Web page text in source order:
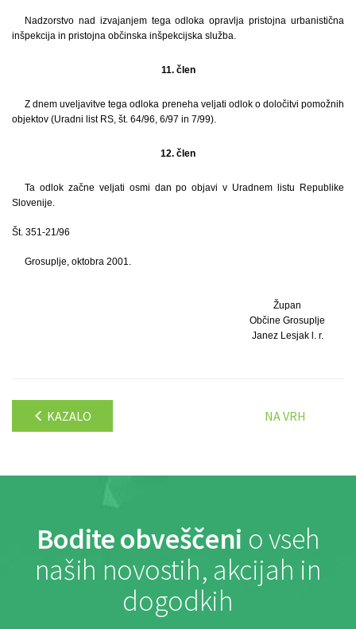
Nadzorstvo nad izvajanjem tega odloka opravlja pristojna urbanistična
inšpekcija in pristojna občinska inšpekcijska služba.
11. člen
Z dnem uveljavitve tega odloka preneha veljati odlok o določitvi pomožnih
objektov (Uradni list RS, št. 64/96, 6/97 in 7/99).
12. člen
Ta odlok začne veljati osmi dan po objavi v Uradnem listu Republike
Slovenije.
Št. 351-21/96
Grosuplje, oktobra 2001.
Župan
Občine Grosuplje
Janez Lesjak l. r.
KAZALO NA VRH
Bodite obveščeni o vseh
naših novostih, akcijah in
dogodkih